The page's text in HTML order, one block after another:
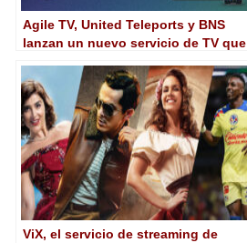
Agile TV, United Teleports y BNS
lanzan un nuevo servicio de TV que
interfaz
ViX, el servicio de streaming de